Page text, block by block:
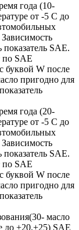
года (10-
от -5 С до
показатель SAE.
по SAE
буквой W после
пригодно для
года (20-
от -5 С до
показатель SAE.
по SAE
буквой W после
пригодно для
масло
до +20,+25) SAE